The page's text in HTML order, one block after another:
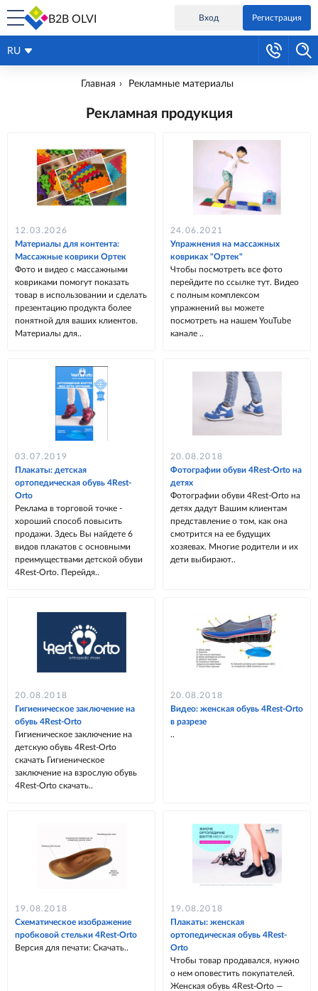
B2B OLVI Вход Регистрация
RU
Главная Рекламные материалы
Рекламная продукция
12.03.2026
Материалы для контента:
Массажные коврики Ортек
Фото и видео с массажными
ковриками помогут показать
товар в использовании и сделать
презентацию продукта более
понятной для ваших клиентов.
Материалы для..
24.06.2021
Упражнения на массажных
ковриках "Ортек"
Чтобы посмотреть все фото
перейдите по ссылке тут. Видео
с полным комплексом
упражнений вы можете
посмотреть на нашем YouTube
канале ..
03.07.2019
Плакаты: детская
ортопедическая обувь 4Rest-
Orto
Реклама в торговой точке -
хороший способ повысить
продажи. Здесь Вы найдете 6
видов плакатов с основными
преимуществами детской обуви
4Rest-Orto. Перейдя..
20.08.2018
Фотографии обуви 4Rest-Orto на
детях
Фотографии обуви 4Rest-Orto на
детях дадут Вашим клиентам
представление о том, как она
смотрится на ее будущих
хозяевах. Многие родители и их
дети выбирают..
20.08.2018
Гигиеническое заключение на
обувь 4Rest-Orto
Гигиеническое заключение на
детскую обувь 4Rest-Orto
скачать Гигиеническое
заключение на взрослую обувь
4Rest-Orto скачать..
20.08.2018
Видео: женская обувь 4Rest-Orto
в разрезе
..
19.08.2018
Схематическое изображение
пробковой стельки 4Rest-Orto
Версия для печати: Скачать..
19.08.2018
Плакаты: женская
ортопедическая обувь 4Rest-
Orto
Чтобы товар продавался, нужно
о нем оповестить покупателей.
Женская обувь 4Rest-Orto —